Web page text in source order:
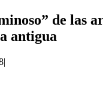
de las
antigua
|